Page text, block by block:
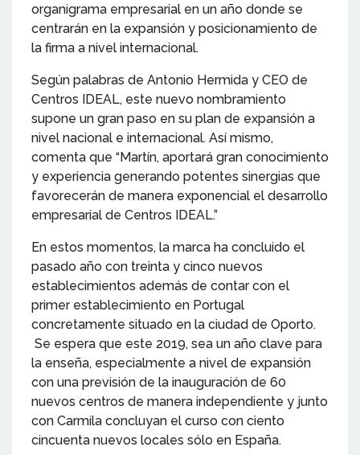
organigrama empresarial en un año donde se
centrarán en la expansión y posicionamiento de
la firma a nivel internacional.
Según palabras de Antonio Hermida y CEO de
Centros IDEAL, este nuevo nombramiento
supone un gran paso en su plan de expansión a
nivel nacional e internacional. Así mismo,
comenta que “Martín, aportará gran conocimiento
y experiencia generando potentes sinergias que
favorecerán de manera exponencial el desarrollo
empresarial de Centros IDEAL.”
En estos momentos, la marca ha concluido el
pasado año con treinta y cinco nuevos
establecimientos además de contar con el
primer establecimiento en Portugal
concretamente situado en la ciudad de Oporto.
Se espera que este 2019, sea un año clave para
la enseña, especialmente a nivel de expansión
con una previsión de la inauguración de 60
nuevos centros de manera independiente y junto
con Carmila concluyan el curso con ciento
cincuenta nuevos locales sólo en España.